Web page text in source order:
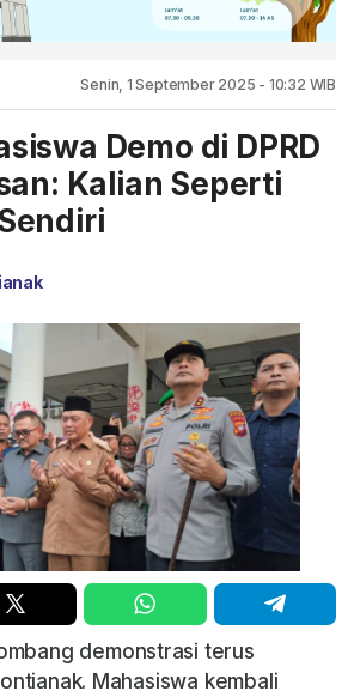
Senin, 1 September 2025 - 10:32 WIB
Demo di DPRD
Kalian Seperti
demonstrasi terus
Mahasiswa kembali